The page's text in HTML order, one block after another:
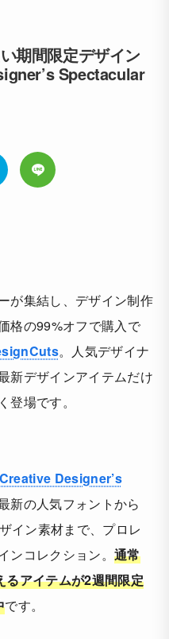
期間限定デザイン
Spectacular
が集結し、デザイン制作
格の99%オフで購入で
。人気デザイナ
新デザインアイテムだけ
登場です。
Designer’s
新の人気フォントから
イン素材まで、プロレ
ンコレクション。通常
るアイテムが2週間限定
です。